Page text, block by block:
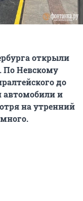
открыли
По Невскому
до
автомобили и
на утренний